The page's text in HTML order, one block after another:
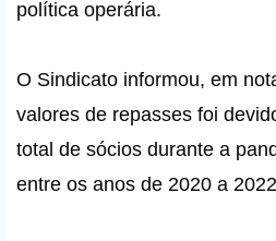
política operária.
O Sindicato informou, em
valores de repasses foi
total de sócios durante a
entre os anos de 2020 a